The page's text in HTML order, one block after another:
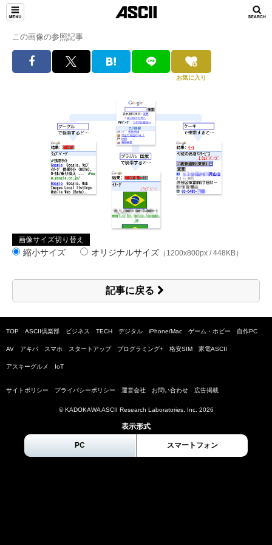
この画像の参照記事
お気に入り
画像サイズ切り替え
縮小サイズ オリジナルサイズ （1200x800px / 448KB）
記事に戻る
TOP ASCII倶楽部 ビジネス TECH デジタル iPhone/Mac ゲーム・ホビー 自作PC
AV アキバ スマホ スタートアップ プログラミング+ 格安SIM 家電ASCII
アスキーグルメ IoT
サイトポリシー プライバシーポリシー 運営会社 お問い合わせ 広告掲載
© KADOKAWA ASCII Research Laboratories, Inc. 2026
表示形式
PC スマートフォン